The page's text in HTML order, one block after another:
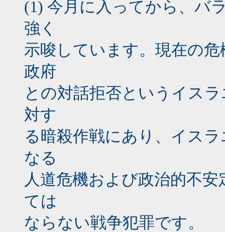
(1) 今月に入ってから、バ
強く
示唆しています。現在の
政府
との対話拒否というイス
対す
る暗殺作戦にあり、イス
なる
人道危機および政治的不
ては
ならない戦争犯罪です。